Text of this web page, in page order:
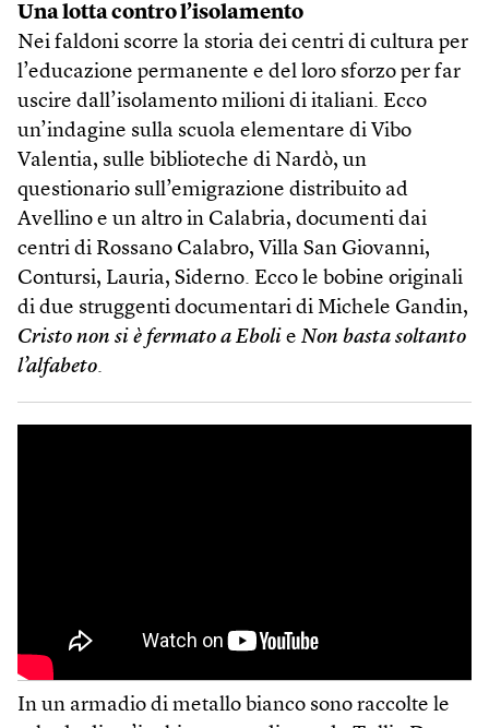
Una lotta contro l’isolamento
Nei faldoni scorre la storia dei centri di cultura per
l’educazione permanente e del loro sforzo per far
uscire dall’isolamento milioni di italiani. Ecco
un’indagine sulla scuola elementare di Vibo
Valentia, sulle biblioteche di Nardò, un
questionario sull’emigrazione distribuito ad
Avellino e un altro in Calabria, documenti dai
centri di Rossano Calabro, Villa San Giovanni,
Contursi, Lauria, Siderno. Ecco le bobine originali
di due struggenti documentari di Michele Gandin,
Cristo non si è fermato a Eboli e Non basta soltanto
l’alfabeto.
In un armadio di metallo bianco sono raccolte le